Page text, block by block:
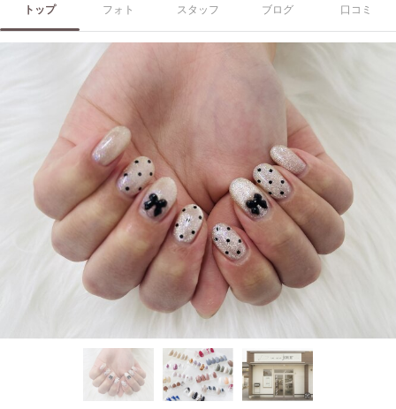
トップ フォト スタッフ ブログ 口コミ